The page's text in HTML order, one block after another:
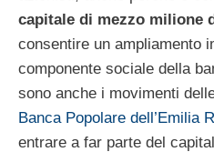
capitale di mezzo milione
consentire un ampliamento
componente sociale della
sono anche i movimenti
Banca Popolare dell’Emilia
entrare a far parte del